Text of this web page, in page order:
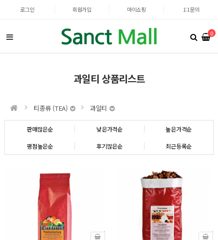
로그인 회원가입 마이쇼핑 1:1문의
0
과일티 상품리스트
티종류 (TEA) 과일티
판매많은순 낮은가격순 높은가격순
평점높은순 후기많은순 최근등록순